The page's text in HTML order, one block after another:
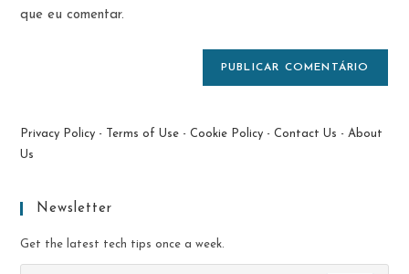
comentar
site
que eu comentar.
Privacy Policy - Terms of Use -Cookie Policy -Contact Us -About
Us
Newsletter
Get the latest tech tips once a week.